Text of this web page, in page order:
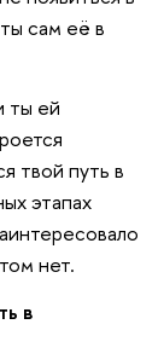
сам её в
ты ей
твой путь в
этапах
нет.
в